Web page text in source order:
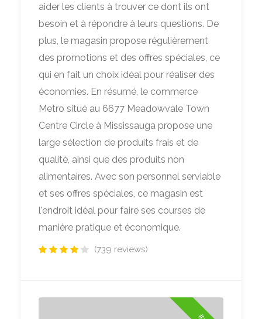
aider les clients à trouver ce dont ils ont
besoin et à répondre à leurs questions. De
plus, le magasin propose régulièrement
des promotions et des offres spéciales, ce
qui en fait un choix idéal pour réaliser des
économies. En résumé, le commerce
Metro situé au 6677 Meadowvale Town
Centre Circle à Mississauga propose une
large sélection de produits frais et de
qualité, ainsi que des produits non
alimentaires. Avec son personnel serviable
et ses offres spéciales, ce magasin est
l'endroit idéal pour faire ses courses de
manière pratique et économique.
(739 reviews)